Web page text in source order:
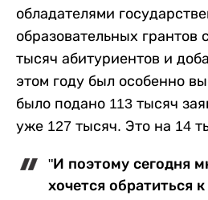
обладателями
образовательных грантов
тысяч абитуриентов и
этом году был особенно
было подано 113 тысяч
уже 127 тысяч. Это на 14
"И поэтому сегодня
хочется обратиться